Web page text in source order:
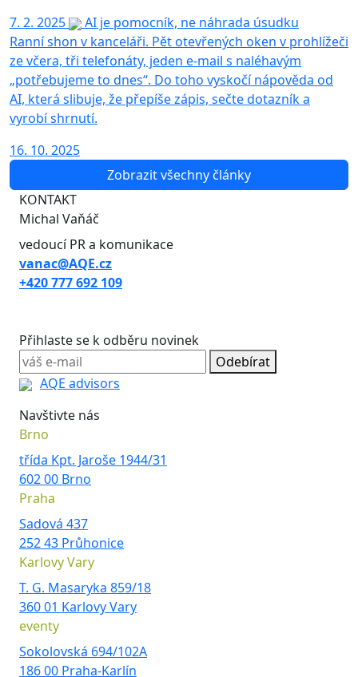
7. 2. 2025
AI je pomocník, ne náhrada úsudku
Ranní shon v kanceláři. Pět otevřených oken v prohlížeči
ze včera, tři telefonáty, jeden e-mail s naléhavým
„potřebujeme to dnes“. Do toho vyskočí nápověda od
AI, která slibuje, že přepíše zápis, sečte dotazník a
vyrobí shrnutí.
16. 10. 2025
Zobrazit všechny články
KONTAKT
Michal Vaňáč
vedoucí PR a komunikace
vanac@AQE.cz
+420 777 692 109
Přihlaste se k odběru novinek
Odebírat
AQE advisors
Navštivte nás
Brno
třída Kpt. Jaroše 1944/31
602 00 Brno
Praha
Sadová 437
252 43 Průhonice
Karlovy Vary
T. G. Masaryka 859/18
360 01 Karlovy Vary
eventy
Sokolovská 694/102A
186 00 Praha-Karlín